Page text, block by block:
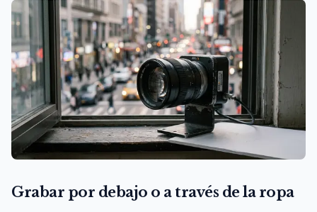
Grabar por debajo o a través de la ropa